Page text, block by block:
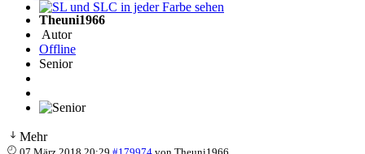
SL und SLC in jeder Farbe sehen
Theuni1966
Autor
Offline
Senior
Mehr